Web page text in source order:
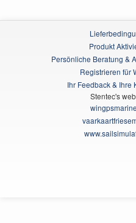
Produkt
Persönliche Beratung &
Registrieren für
Ihr Feedback & Ihre
Stentec's